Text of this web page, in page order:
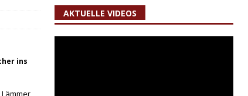
ins
AKTUELLE VIDEOS